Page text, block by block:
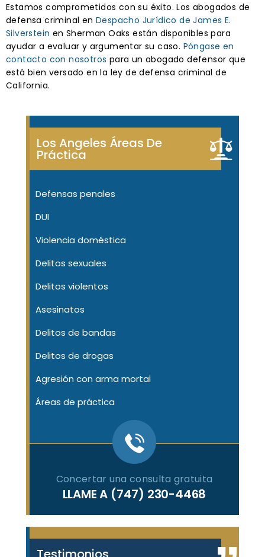
Estamos comprometidos con su éxito. Los abogados de
defensa criminal en Despacho Jurídico de James E.
Silverstein en Sherman Oaks están disponibles para
ayudar a evaluar y argumentar su caso. Póngase en
contacto con nosotros para un abogado defensor que
está bien versado en la ley de defensa criminal de
California.
Los Angeles Áreas De
Práctica
Defensas penales
DUI
Violencia doméstica
Delitos sexuales
Delitos violentos
Asesinatos
Delitos de bandas
Delitos de drogas
Agresión con arma mortal
Áreas de práctica
Concertar una consulta gratuita
LLAME A (747) 230-4468